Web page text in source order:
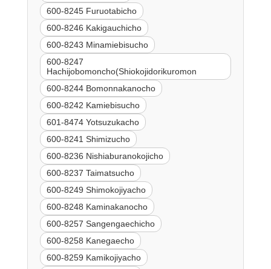
600-8245 Furuotabicho
600-8246 Kakigauchicho
600-8243 Minamiebisucho
600-8247
Hachijobomoncho(Shiokojidorikuromon
600-8244 Bomonnakanocho
600-8242 Kamiebisucho
601-8474 Yotsuzukacho
600-8241 Shimizucho
600-8236 Nishiaburanokojicho
600-8237 Taimatsucho
600-8249 Shimokojiyacho
600-8248 Kaminakanocho
600-8257 Sangengaechicho
600-8258 Kanegaecho
600-8259 Kamikojiyacho